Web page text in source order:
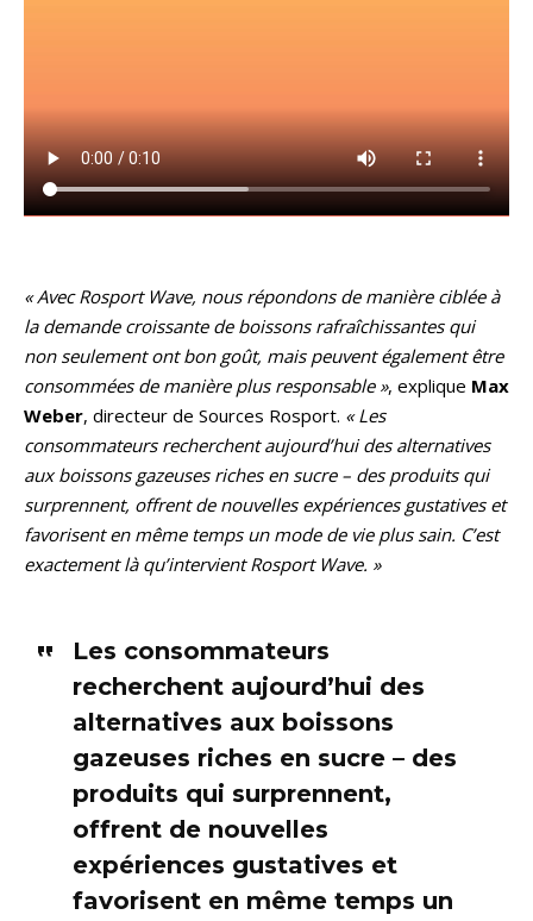
« Avec Rosport Wave, nous répondons de manière ciblée à
la demande croissante de boissons rafraîchissantes qui
non seulement ont bon goût, mais peuvent également être
consommées de manière plus responsable », explique Max
Weber, directeur de Sources Rosport. « Les
consommateurs recherchent aujourd’hui des alternatives
aux boissons gazeuses riches en sucre – des produits qui
surprennent, offrent de nouvelles expériences gustatives et
favorisent en même temps un mode de vie plus sain. C’est
exactement là qu’intervient Rosport Wave. »
Les consommateurs
recherchent aujourd’hui des
alternatives aux boissons
gazeuses riches en sucre – des
produits qui surprennent,
offrent de nouvelles
expériences gustatives et
favorisent en même temps un